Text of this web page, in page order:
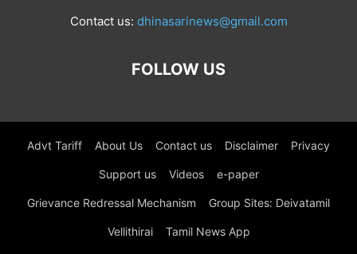
Contact us: dhinasarinews@gmail.com
FOLLOW US
Advt Tariff About Us Contact us Disclaimer Privacy
Support us Videos e-paper
Grievance Redressal Mechanism Group Sites: Deivatamil
Vellithirai Tamil News App